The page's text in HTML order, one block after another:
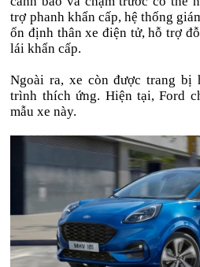
trợ phanh khẩn cấp, hệ thống
ổn định thân xe điện tử, hỗ trợ
lái khẩn cấp.
Ngoài ra, xe còn được trang bị
trình thích ứng. Hiện tại, Ford
mẫu xe này.